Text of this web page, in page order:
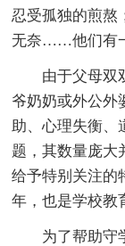
忍受孤独的煎熬
无奈……他们有
由于父母双双
爷奶奶或外公外
助、心理失衡、
题，其数量庞大
给予特别关注的
年，也是学校教
为了帮助守学